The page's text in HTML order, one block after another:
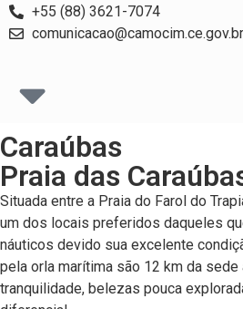
+55 (88) 3621-7074
comunicacao@camocim.ce.gov.br
Caraúbas
Praia das
Situada entre a Praia do Farol do
um dos locais preferidos daqueles
náuticos devido sua excelente
pela orla marítima são 12 km da sede
tranquilidade, belezas pouca